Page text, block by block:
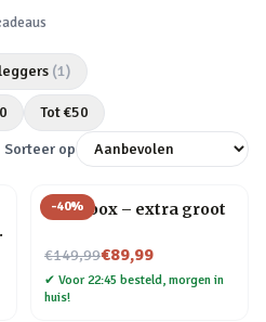
(1)
Tot €50
Sorteer op
-40%
Kerstbox – extra groot
€149,99
Nu voor€89,99
✔ Voor 22:45 besteld, morgen in
huis!